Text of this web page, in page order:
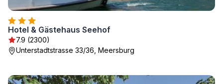
Hotel & Gästehaus Seehof
7.9 (2300)
Unterstadtstrasse 33/36, Meersburg